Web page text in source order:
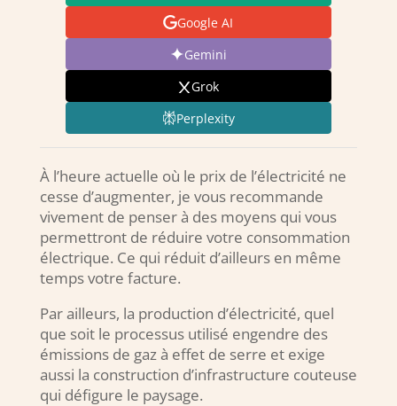
Google AI
Gemini
Grok
Perplexity
À l’heure actuelle où le prix de l’électricité ne
cesse d’augmenter, je vous recommande
vivement de penser à des moyens qui vous
permettront de réduire votre consommation
électrique. Ce qui réduit d’ailleurs en même
temps votre facture.
Par ailleurs, la production d’électricité, quel
que soit le processus utilisé engendre des
émissions de gaz à effet de serre et exige
aussi la construction d’infrastructure couteuse
qui défigure le paysage.